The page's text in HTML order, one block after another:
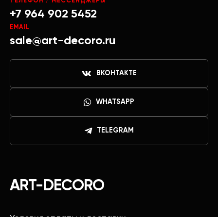
ART-DECORO
+7 964 902 5452
EMAIL
sale@art-decoro.ru
ВКОНТАКТЕ
WHATSAPP
TELEGRAM